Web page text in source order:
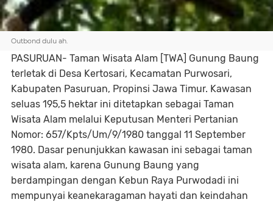
Outbond dulu ah.
PASURUAN- Taman Wisata Alam [TWA] Gunung Baung
terletak di Desa Kertosari, Kecamatan Purwosari,
Kabupaten Pasuruan, Propinsi Jawa Timur. Kawasan
seluas 195,5 hektar ini ditetapkan sebagai Taman
Wisata Alam melalui Keputusan Menteri Pertanian
Nomor: 657/Kpts/Um/9/1980 tanggal 11 September
1980. Dasar penunjukkan kawasan ini sebagai taman
wisata alam, karena Gunung Baung yang
berdampingan dengan Kebun Raya Purwodadi ini
mempunyai keanekaragaman hayati dan keindahan